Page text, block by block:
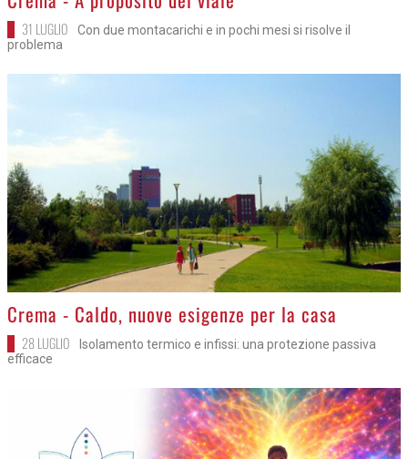
31 LUGLIO
Con due montacarichi e in pochi mesi si risolve il
problema
>
Crema - Caldo, nuove esigenze per la casa
28 LUGLIO
Isolamento termico e infissi: una protezione passiva
efficace